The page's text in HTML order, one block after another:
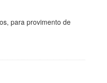
para provimento de